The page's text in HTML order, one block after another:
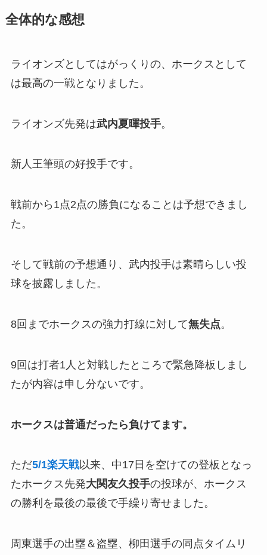
全体的な感想
ライオンズとしてはがっくりの、ホークスとして
は最高の一戦となりました。
ライオンズ先発は武内夏暉投手。
新人王筆頭の好投手です。
戦前から1点2点の勝負になることは予想できまし
た。
そして戦前の予想通り、武内投手は素晴らしい投
球を披露しました。
8回までホークスの強力打線に対して無失点。
9回は打者1人と対戦したところで緊急降板しまし
たが内容は申し分ないです。
ホークスは普通だったら負けてます。
ただ5/1楽天戦以来、中17日を空けての登板となっ
たホークス先発大関友久投手の投球が、ホークス
の勝利を最後の最後で手繰り寄せました。
周東選手の出塁＆盗塁、柳田選手の同点タイムリ